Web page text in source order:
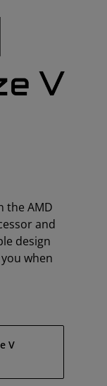
the AMD
and
design
when
V